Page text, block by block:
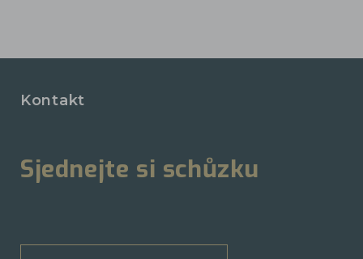
Kontakt
Sjednejte si schůzku